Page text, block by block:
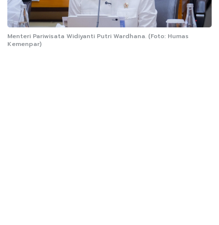
Menteri Pariwisata Widiyanti Putri Wardhana. (Foto: Humas
Kemenpar)